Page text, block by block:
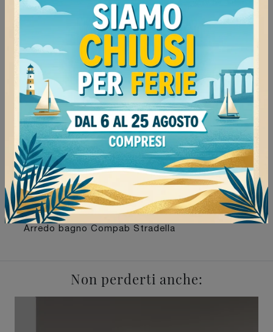
Vigevano
Continua a navigare
Negozio di mobili bagno sospesi a Milano
Negozio di mobili bagno sospesi a Vigevano
Negozio di mobili bagno sospesi a Tortona
Negozio di mobili bagno sospesi a Stradella
Arredo bagno Compab Milano
Arredo bagno Compab Vigevano
Arredo bagno Compab Tortona
Arredo bagno Compab Stradella
Non perderti anche: